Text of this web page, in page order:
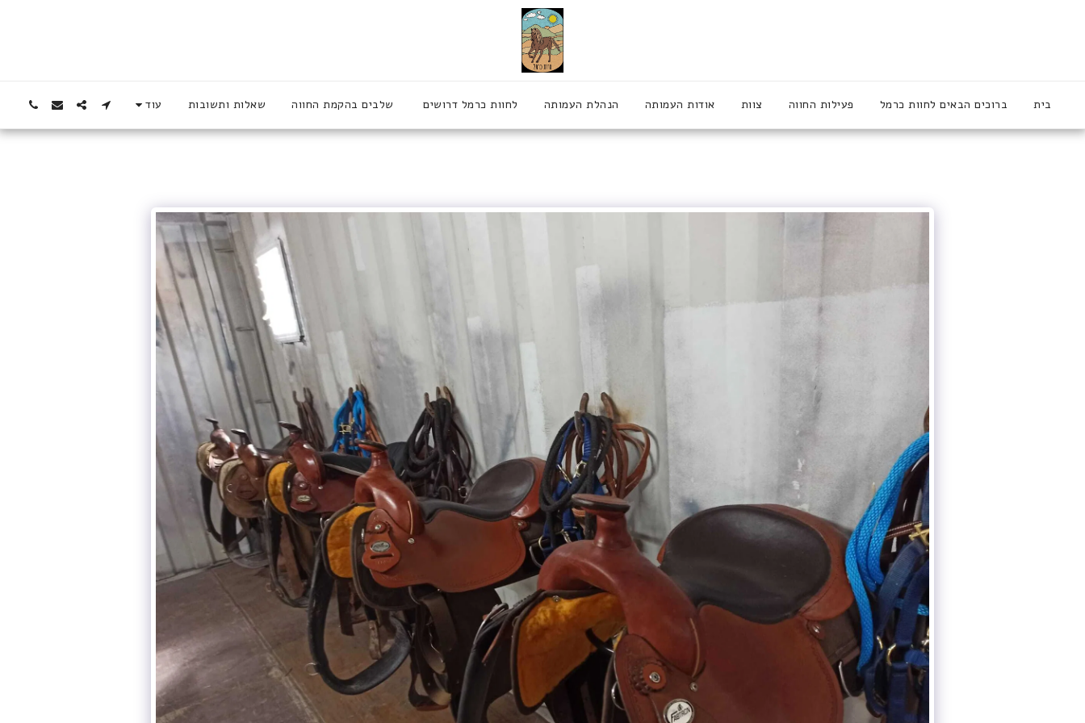
בית ברוכים הבאים לחוות כרמל פעילות החווה צוות אודות העמותה הנהלת העמותה לחוות כרמל דרושים שלבים בהקמת החווה שאלות ותשובות עוד